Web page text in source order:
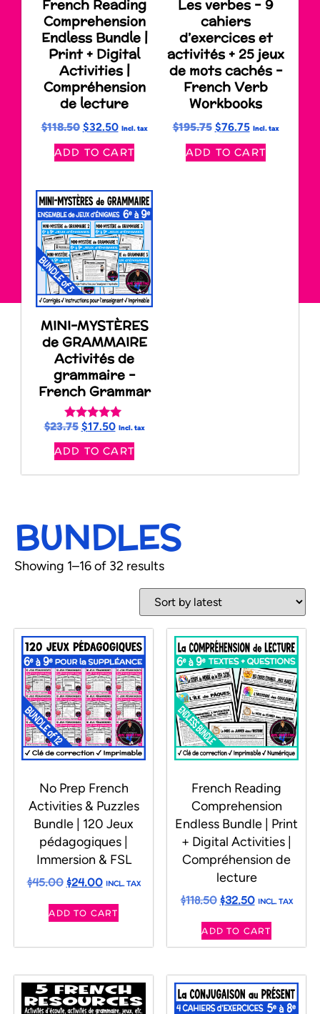
French Reading
Comprehension
Endless Bundle |
Print + Digital
Activities |
Compréhension
de lecture
$118.50 $32.50 Incl. tax
ADD TO CART
Les verbes – 9
cahiers
d’exercices et
activités + 25 jeux
de mots cachés –
French Verb
Workbooks
$195.75 $76.75 Incl. tax
ADD TO CART
MINI-MYSTÈRES
de GRAMMAIRE
Activités de
grammaire –
French Grammar
Rated
out of 5
$23.75 $17.50 Incl. tax
ADD TO CART
BUNDLES
Showing 1–16 of 32 results
No Prep French
Activities & Puzzles
Bundle | 120 Jeux
pédagogiques |
Immersion & FSL
$45.00 $24.00 INCL. TAX
ADD TO CART
French Reading
Comprehension
Endless Bundle | Print
+ Digital Activities |
Compréhension de
lecture
$118.50 $32.50 INCL. TAX
ADD TO CART